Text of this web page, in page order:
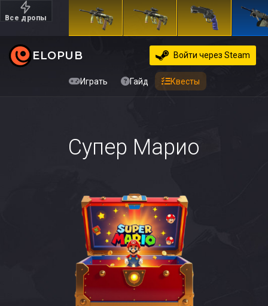
Все дропы
Дорогие
ELOPUB
Играть Гайд Квесты
Войти через Steam
Супер Марио